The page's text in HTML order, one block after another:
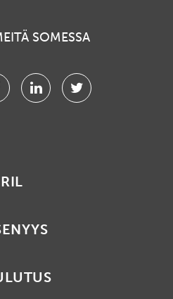
SOMESSA
LinkedinTwitter
RIL